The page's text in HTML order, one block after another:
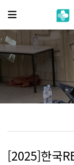
[2025]한국